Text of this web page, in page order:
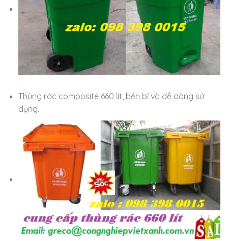
Thùng rác composite 660 lít, bền bỉ và dễ dàng sử
dụng.